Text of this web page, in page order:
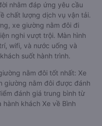
nhằm đáp ứng yêu cầu
chất lượng dịch vụ vận tải.
xe giường nằm đôi đi
nghi vượt trội. Màn hình
wifi, và nước uống và
suốt hành trình.
nằm đôi tốt nhất: Xe
giường nằm đôi được đánh
đánh giá trung bình từ
khách Xe về Bình